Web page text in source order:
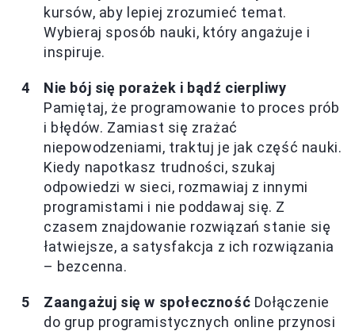
kursów, aby lepiej zrozumieć temat.
Wybieraj sposób nauki, który angażuje i
inspiruje.
Nie bój się porażek i bądź cierpliwy
Pamiętaj, że programowanie to proces prób
i błędów. Zamiast się zrażać
niepowodzeniami, traktuj je jak część nauki.
Kiedy napotkasz trudności, szukaj
odpowiedzi w sieci, rozmawiaj z innymi
programistami i nie poddawaj się. Z
czasem znajdowanie rozwiązań stanie się
łatwiejsze, a satysfakcja z ich rozwiązania
– bezcenna.
Zaangażuj się w społeczność Dołączenie
do grup programistycznych online przynosi